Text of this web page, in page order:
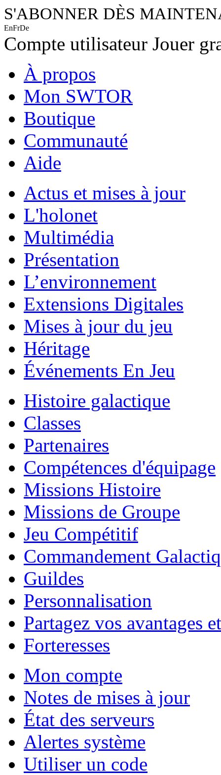
S'ABONNER DÈS
EnFrDe
Compte utilisateur Jouer
À propos
Mon SWTOR
Boutique
Communauté
Aide
Actus et mises à jour
L'holonet
Multimédia
Présentation
L’environnement
Extensions Digitales
Mises à jour du jeu
Héritage
Événements En Jeu
Histoire galactique
Classes
Partenaires
Compétences d'équipage
Missions Histoire
Missions de Groupe
Jeu Compétitif
Commandement
Guildes
Personnalisation
Partagez vos avantages
Forteresses
Mon compte
Notes de mises à jour
État des serveurs
Alertes système
Utiliser un code